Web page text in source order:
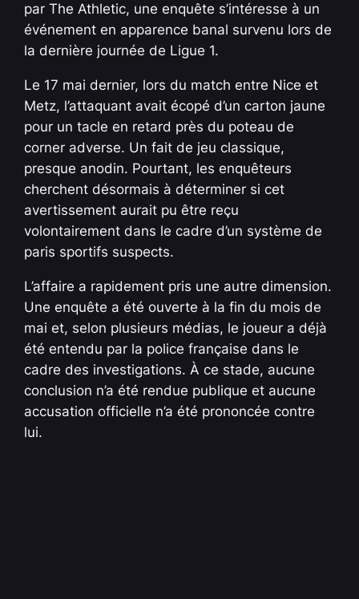
par The Athletic, une enquête s’intéresse à un
événement en apparence banal survenu lors de
la dernière journée de Ligue 1.
Le 17 mai dernier, lors du match entre Nice et
Metz, l’attaquant avait écopé d’un carton jaune
pour un tacle en retard près du poteau de
corner adverse. Un fait de jeu classique,
presque anodin. Pourtant, les enquêteurs
cherchent désormais à déterminer si cet
avertissement aurait pu être reçu
volontairement dans le cadre d’un système de
paris sportifs suspects.
L’affaire a rapidement pris une autre dimension.
Une enquête a été ouverte à la fin du mois de
mai et, selon plusieurs médias, le joueur a déjà
été entendu par la police française dans le
cadre des investigations. À ce stade, aucune
conclusion n’a été rendue publique et aucune
accusation officielle n’a été prononcée contre
lui.